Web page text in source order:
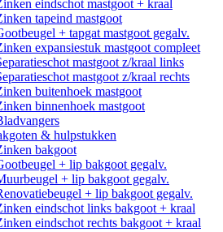
eindschot mastgoot + kraal
tapeind mastgoot
+ tapgat mastgoot gegalv.
expansiestuk mastgoot compleet
mastgoot z/kraal links
mastgoot z/kraal rechts
buitenhoek mastgoot
binnenhoek mastgoot
& hulpstukken
bakgoot
+ lip bakgoot gegalv.
+ lip bakgoot gegalv.
+ lip bakgoot gegalv.
eindschot links bakgoot + kraal
eindschot rechts bakgoot + kraal